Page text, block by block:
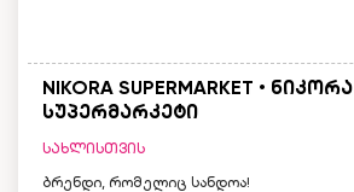
NIKORA SUPERMARKET • ნიკორა
სუპერმარკეტი
სახლისთვის
ბრენდი, რომელიც სანდოა!